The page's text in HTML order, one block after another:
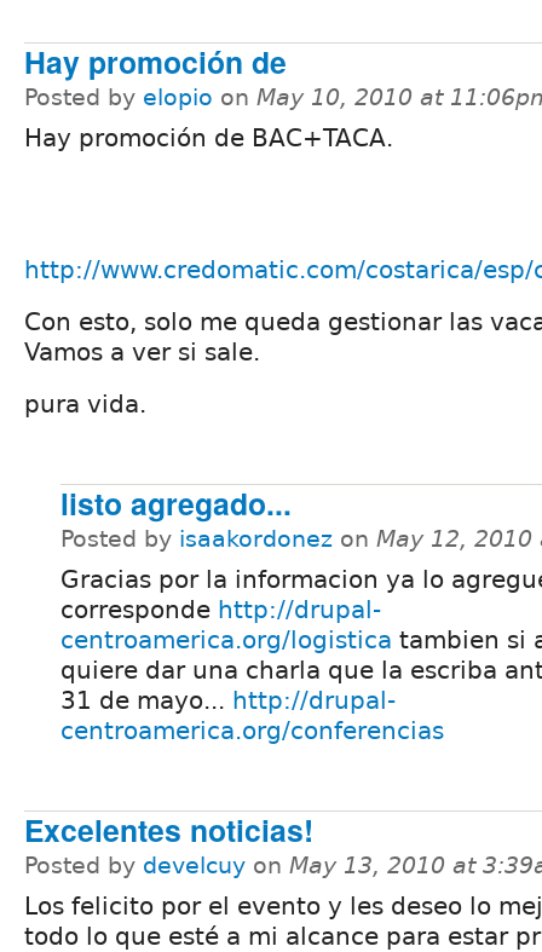
Hay promoción de
Posted by elopio on May 10, 2010 at
Hay promoción de BAC+TACA.
http://www.credomatic.com/costarica/
Con esto, solo me queda gestionar las
Vamos a ver si sale.
pura vida.
listo agregado...
Posted by isaakordonez on May 12, 2010
Gracias por la informacion ya lo
corresponde http://drupal-
centroamerica.org/logistica tambien si
quiere dar una charla que la escriba
31 de mayo... http://drupal-
centroamerica.org/conferencias
Excelentes noticias!
Posted by develcuy on May 13, 2010 at
Los felicito por el evento y les deseo lo
todo lo que esté a mi alcance para estar